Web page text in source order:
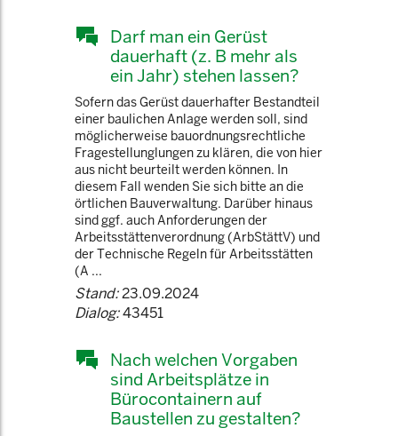
Darf man ein Gerüst
dauerhaft (z. B mehr als
ein Jahr) stehen lassen?
Sofern das Gerüst dauerhafter Bestandteil
einer baulichen Anlage werden soll, sind
möglicherweise bauordnungsrechtliche
Fragestellunglungen zu klären, die von hier
aus nicht beurteilt werden können. In
diesem Fall wenden Sie sich bitte an die
örtlichen Bauverwaltung. Darüber hinaus
sind ggf. auch Anforderungen der
Arbeitsstättenverordnung (ArbStättV) und
der Technische Regeln für Arbeitsstätten
(A ...
Stand:23.09.2024
Dialog:43451
Nach welchen Vorgaben
sind Arbeitsplätze in
Bürocontainern auf
Baustellen zu gestalten?